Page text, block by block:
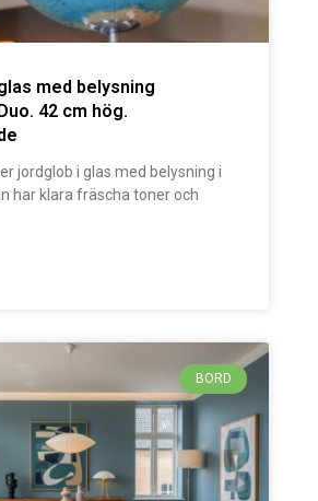
med belysning
42 cm hög.
jordglob i glas med belysning i
har klara fräscha toner och
BORD